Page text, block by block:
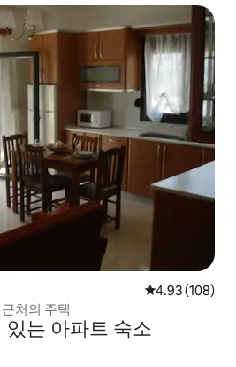
평점 4.93점(5
4.93 (108)
처의 주택
있는 아파트 숙소